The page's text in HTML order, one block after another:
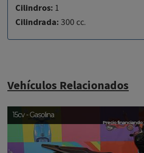
Cilindros: 1
Cilindrada: 300 cc.
Vehículos Relacionados
Precio financiando:
15cv - Gasolina